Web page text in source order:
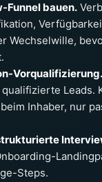
Funnel bauen.
Wechselwille,
Vorqualifizierung.
Leads.
Inhaber, nur
Steps.